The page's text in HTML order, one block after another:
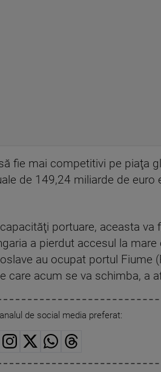
fie mai competitivi pe piaţa
de 149,24 miliarde de euro
portuare, aceasta va
a pierdut accesul la
au ocupat portul Fiume
care acum se va schimba, a
de social media preferat: